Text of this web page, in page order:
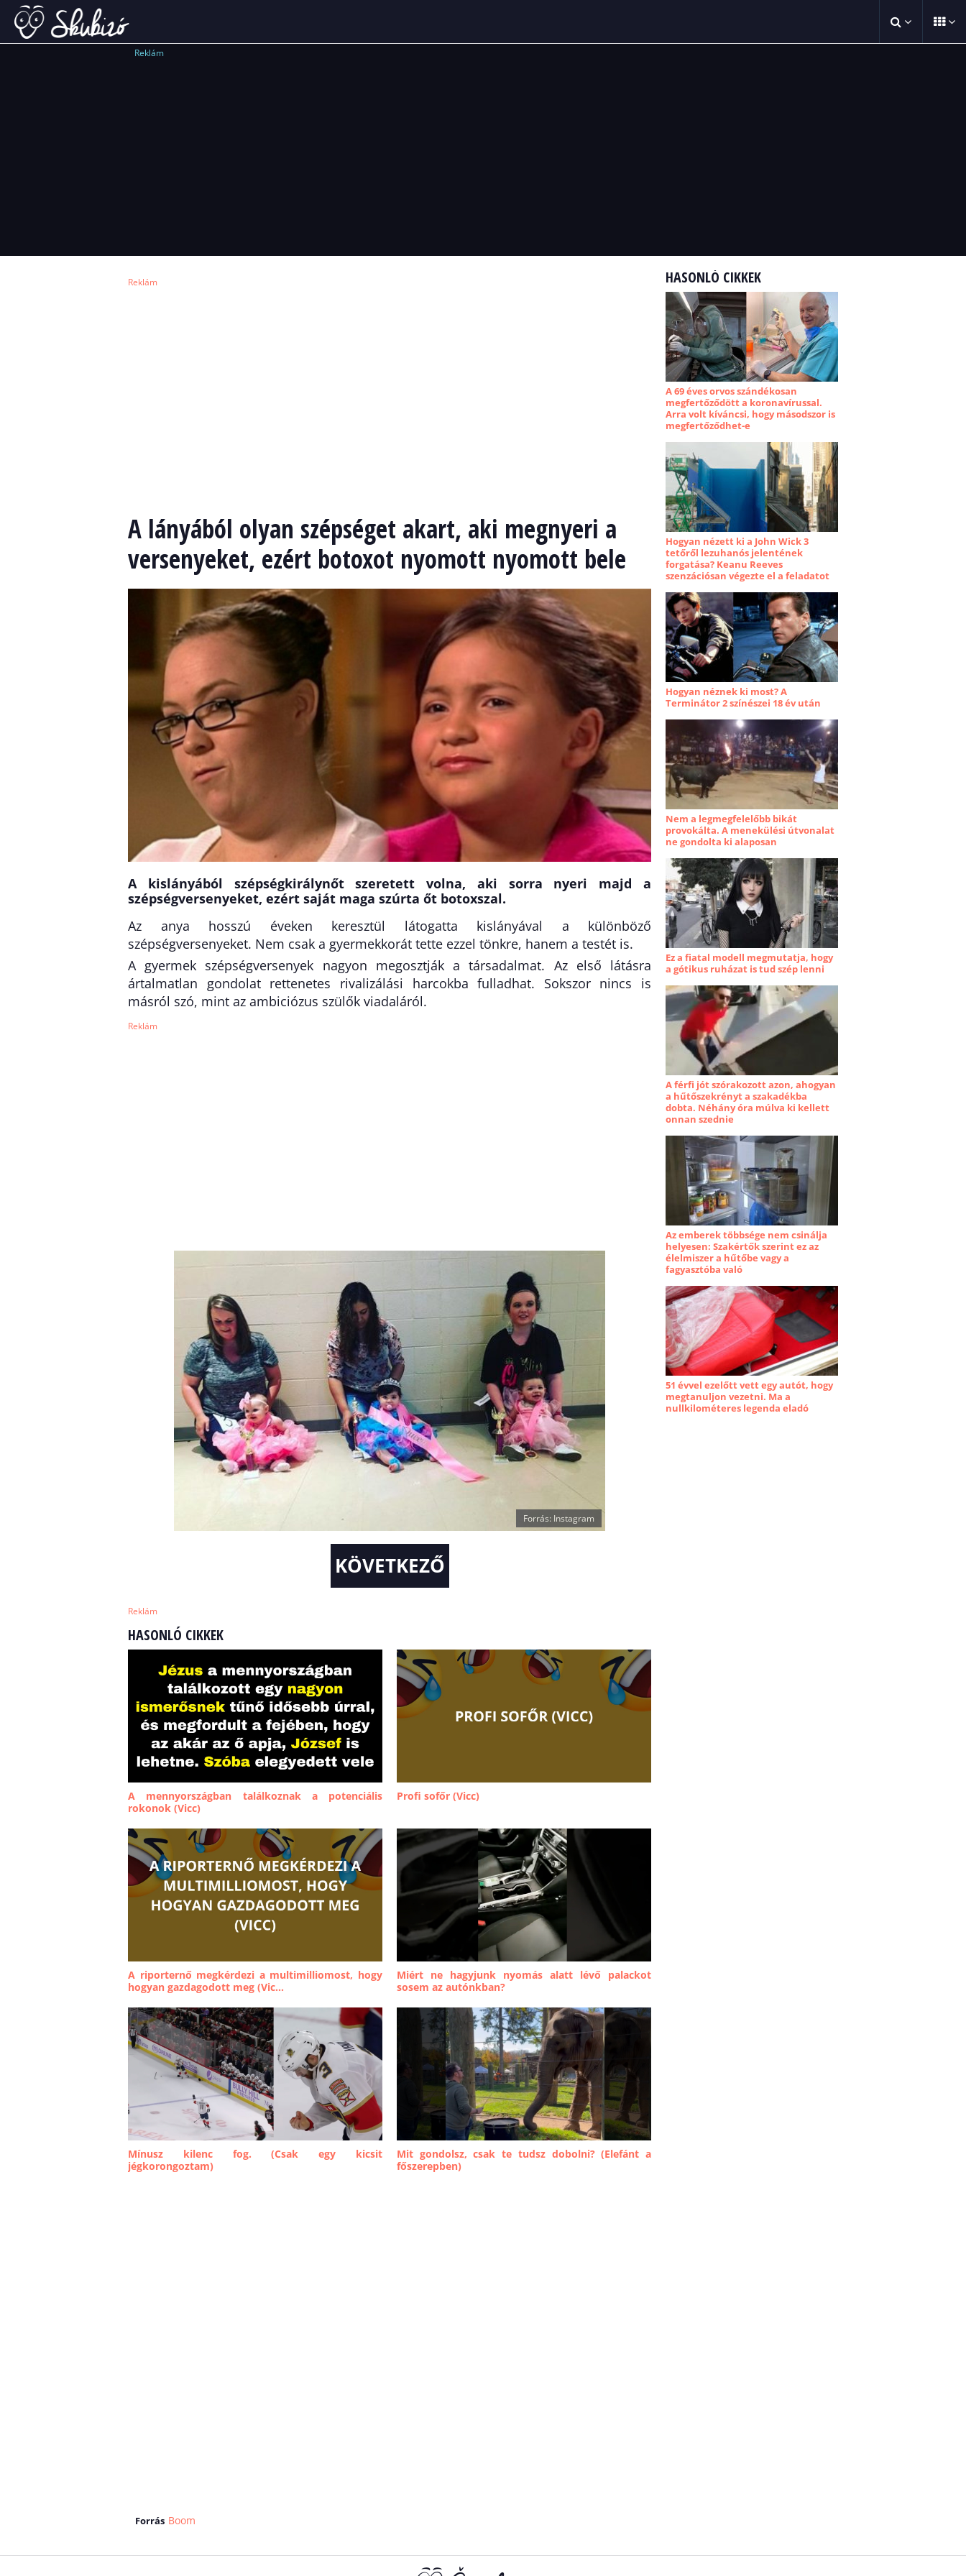
Reklám
Reklám
A lányából olyan szépséget akart, aki megnyeri a
versenyeket, ezért botoxot nyomott nyomott bele
A kislányából szépségkirálynőt szeretett volna, aki sorra nyeri majd a
szépségversenyeket, ezért saját maga szúrta őt botoxszal.
Az anya hosszú éveken keresztül látogatta kislányával a különböző
szépségversenyeket. Nem csak a gyermekkorát tette ezzel tönkre, hanem a testét is.
A gyermek szépségversenyek nagyon megosztják a társadalmat. Az első látásra
ártalmatlan gondolat rettenetes rivalizálási harcokba fulladhat. Sokszor nincs is
másról szó, mint az ambiciózus szülők viadaláról.
Reklám
Forrás: Instagram
KÖVETKEZŐ
Reklám
HASONLÓ CIKKEK
A mennyországban találkoznak a potenciális
rokonok (Vicc)
Profi sofőr (Vicc)
A riporternő megkérdezi a multimilliomost, hogy
hogyan gazdagodott meg (Vic...
Miért ne hagyjunk nyomás alatt lévő palackot
sosem az autónkban?
Mínusz kilenc fog. (Csak egy kicsit
jégkorongoztam)
Mit gondolsz, csak te tudsz dobolni? (Elefánt a
főszerepben)
Forrás Boom
HASONLÓ CIKKEK
A 69 éves orvos szándékosan
megfertőződött a koronavírussal.
Arra volt kíváncsi, hogy másodszor is
megfertőződhet-e
Hogyan nézett ki a John Wick 3
tetőről lezuhanós jelentének
forgatása? Keanu Reeves
szenzációsan végezte el a feladatot
Hogyan néznek ki most? A
Terminátor 2 színészei 18 év után
Nem a legmegfelelőbb bikát
provokálta. A menekülési útvonalat
ne gondolta ki alaposan
Ez a fiatal modell megmutatja, hogy
a gótikus ruházat is tud szép lenni
A férfi jót szórakozott azon, ahogyan
a hűtőszekrényt a szakadékba
dobta. Néhány óra múlva ki kellett
onnan szednie
Az emberek többsége nem csinálja
helyesen: Szakértők szerint ez az
élelmiszer a hűtőbe vagy a
fagyasztóba való
51 évvel ezelőtt vett egy autót, hogy
megtanuljon vezetni. Ma a
nullkilométeres legenda eladó